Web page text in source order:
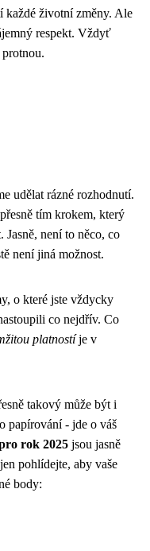
každé životní změny. Ale
respekt. Vždyť
udělat rázné rozhodnutí.
tím krokem, který
Jasně, není to něco, co
není jiná možnost.
o které jste vždycky
co nejdřív. Co
platnostíje v
takový může být i
papírování - jde o váš
rok 2025 jsou jasně
pohlídejte, aby vaše
body: